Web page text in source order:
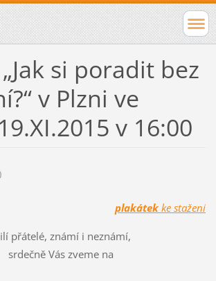
si poradit bez
v Plzni ve
v 16:00
plakátek ke stažení
přátelé, známí i neznámí,
srdečně Vás zveme na